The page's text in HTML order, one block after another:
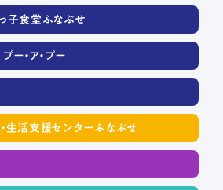
子食堂ふなぶせ
ー・ア・プー
生活支援センターふなぶせ